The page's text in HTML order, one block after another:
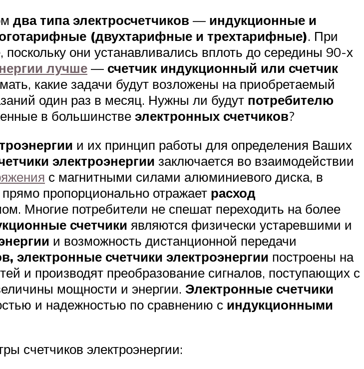
два типа электросчетчиков — индукционные и
(двухтарифные и трехтарифные). При
они устанавливались вплоть до середины 90-х
лучше — счетчик индукционный или счетчик
какие задачи будут возложены на приобретаемый
один раз в месяц. Нужны ли будут потребителю
в большинстве электронных счетчиков?
и их принцип работы для определения Ваших
электроэнергии заключается во взаимодействии
с магнитными силами алюминиевого диска, в
пропорционально отражает расход
Многие потребители не спешат переходить на более
счетчики являются физически устаревшими и
и возможность дистанционной передачи
электронные счетчики электроэнергии построены на
и производят преобразование сигналов, поступающих с
мощности и энергии. Электронные счетчики
и надежностью по сравнению с индукционными
счетчиков электроэнергии: